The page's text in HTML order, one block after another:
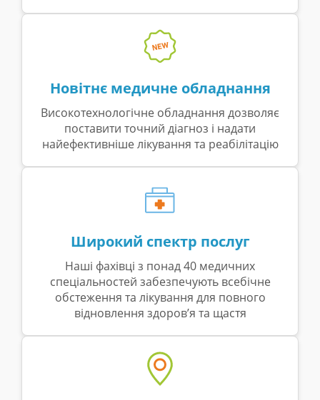
Новітнє медичне обладнання
Високотехнологічне обладнання дозволяє
поставити точний діагноз і надати
найефективніше лікування та реабілітацію
Широкий спектр послуг
Наші фахівці з понад 40 медичних
спеціальностей забезпечують всебічне
обстеження та лікування для повного
відновлення здоров’я та щастя